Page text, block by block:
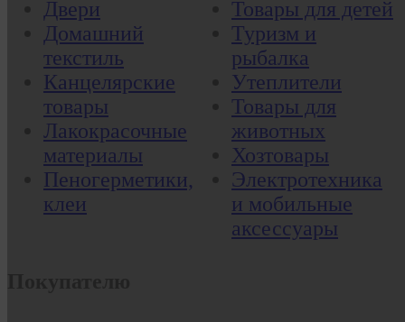
Двери
Домашний
текстиль
Канцелярские
товары
Лакокрасочные
материалы
Пеногерметики,
клеи
Товары для детей
Туризм и
рыбалка
Утеплители
Товары для
животных
Хозтовары
Электротехника
и мобильные
аксессуары